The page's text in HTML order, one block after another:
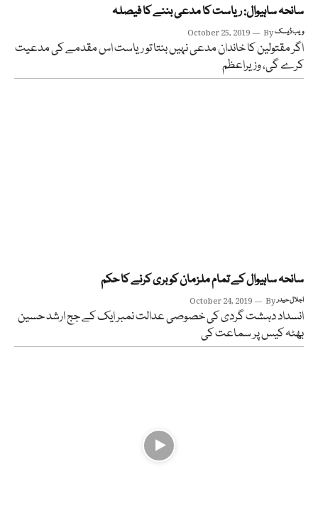
سانحہ ساہیوال: ریاست کا مدعی بننے کا فیصلہ
October 25, 2019 Byویب ڈیسک
اگر مقتولین کا خاندان مدعی نہیں بنتا تو ریاست اس مقدمے کی مدعیت
کرے گی، وزیراعظم
سانحہ ساہیوال کے تمام ملزمان کو بری کرنے کا حکم
October 24, 2019 Byاجلال حیدر
انسداد دہشت گردی کی خصوصی عدالت نمبر ایک کے جج ارشد حسین
بھٹہ کیس پر سماعت کی